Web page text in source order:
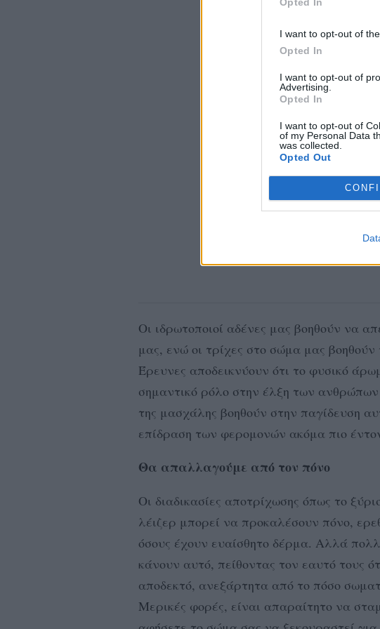
I want to opt-out of
Opted In
I want to opt-out of
Advertising.
Opted In
I want to opt-out of
of my Personal Data
was collected.
Opted Out
Οι ιδρωτοποιοί αδένες μας βοηθούν να
μας, ενώ οι τρίχες στο σώμα μας
Έρευνες αποδεικνύουν ότι το φυσικό
σημαντικό ρόλο στην έλξη των
της μασχάλης βοηθούν στην παγίδευση
επίδραση των φερομονών ακόμα πιο
Θα απαλλαγούμε από τον πόνο
Οι διαδικασίες αποτρίχωσης όπως το
λέιζερ μπορεί να προκαλέσουν πόνο,
όσους έχουν ευαίσθητο δέρμα. Αλλά
κάνουν αυτό, πείθοντας τον εαυτό τους
αποδεκτό, ανεξάρτητα από το πόσο
Μερικές φορές, είναι απαραίτητο να